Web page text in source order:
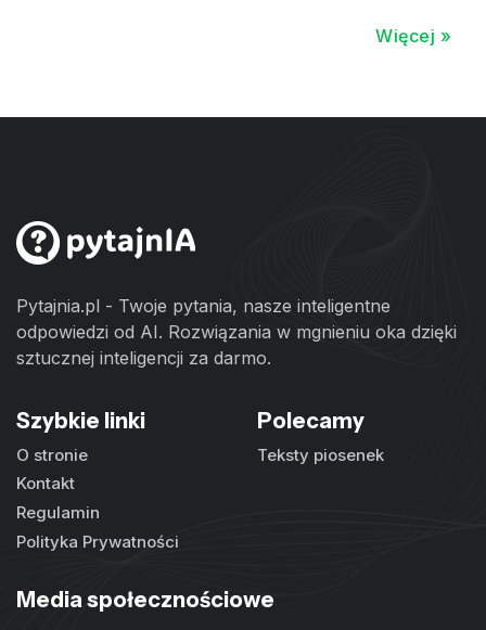
Więcej »
Pytajnia.pl - Twoje pytania, nasze inteligentne
odpowiedzi od AI. Rozwiązania w mgnieniu oka dzięki
sztucznej inteligencji za darmo.
Szybkie linki
O stronie
Kontakt
Regulamin
Polityka Prywatności
Polecamy
Teksty piosenek
Media społecznościowe